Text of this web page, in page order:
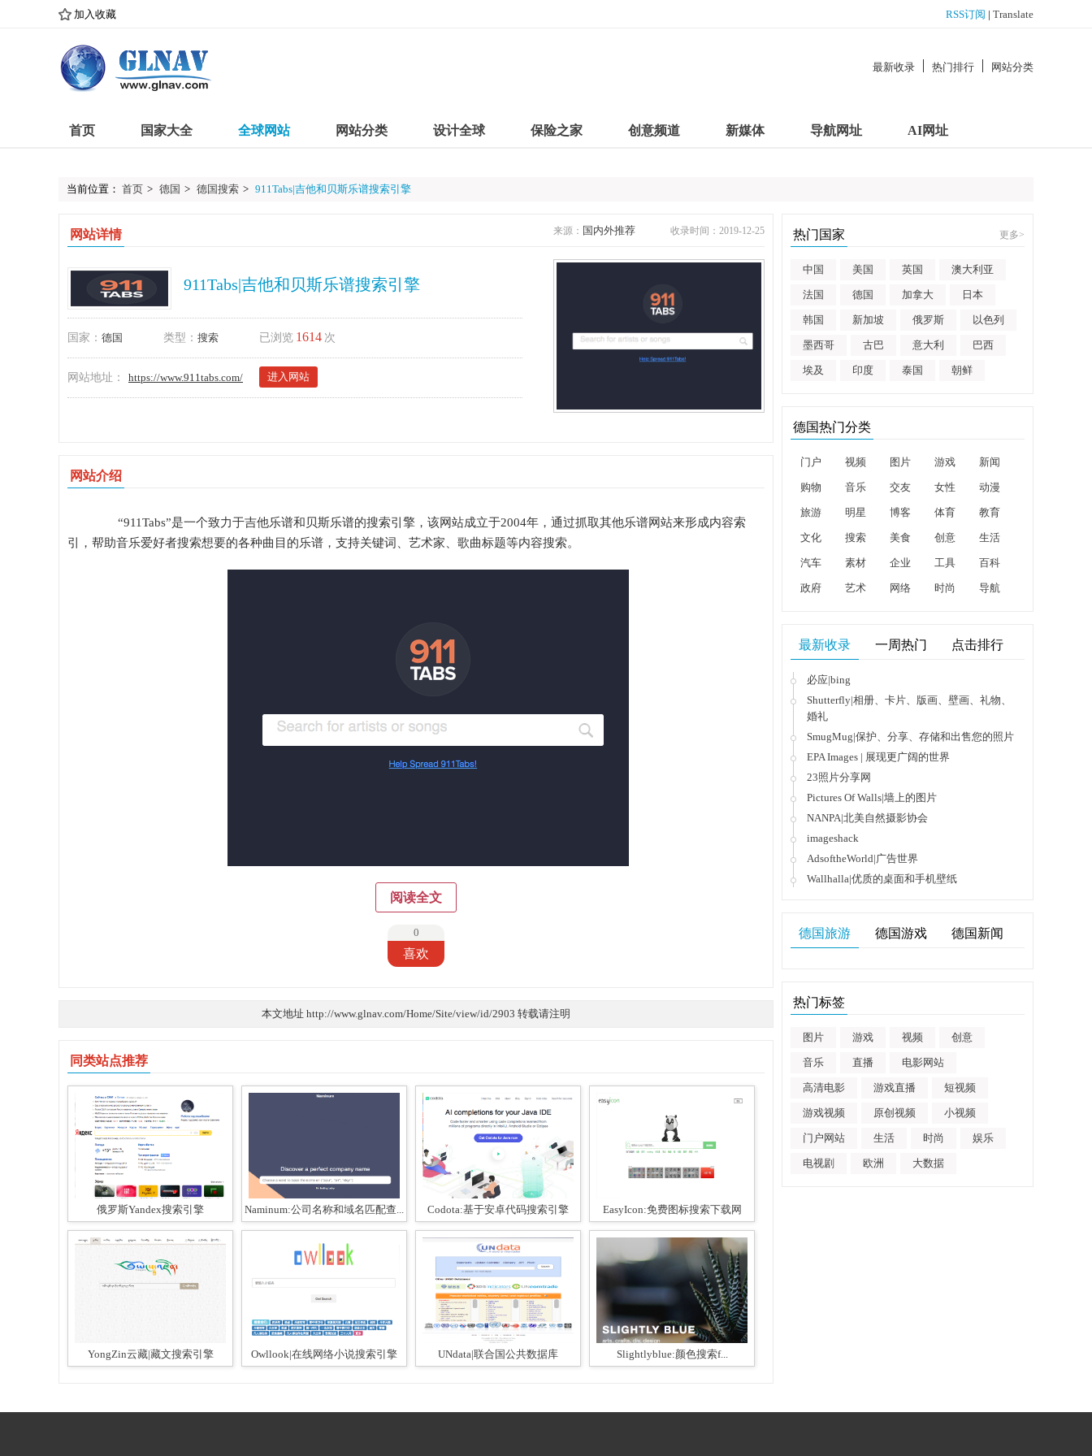
加入收藏 RSS订阅 | Translate
最新收录 热门排行 网站分类
首页 国家大全 全球网站 网站分类 设计全球 保险之家 创意频道 新媒体 导航网址 AI网址
当前位置： 首页 > 德国 > 德国搜索 > 911Tabs|吉他和贝斯乐谱搜索引擎
网站详情 来源： 国内外推荐 收录时间：2019-12-25
911Tabs|吉他和贝斯乐谱搜索引擎
国家： 德国 类型： 搜索 已浏览 1614 次
网站地址： https://www.911tabs.com/ 进入网站
网站介绍
“911Tabs”是一个致力于吉他乐谱和贝斯乐谱的搜索引擎，该网站成立于2004年，通过抓取其他乐谱网站来形成内容索
引，帮助音乐爱好者搜索想要的各种曲目的乐谱，支持关键词、艺术家、歌曲标题等内容搜索。
阅读全文
0
喜欢
本文地址 http://www.glnav.com/Home/Site/view/id/2903 转载请注明
同类站点推荐
俄罗斯Yandex搜索引擎 Naminum:公司名称和域名匹配查... Codota:基于安卓代码搜索引擎 EasyIcon:免费图标搜索下载网
YongZin云藏|藏文搜索引擎 Owllook|在线网络小说搜索引擎 UNdata|联合国公共数据库 Slightlyblue:颜色搜索f...
热门国家 更多>
中国 美国 英国 澳大利亚
法国 德国 加拿大 日本
韩国 新加坡 俄罗斯 以色列
墨西哥 古巴 意大利 巴西
埃及 印度 泰国 朝鲜
德国热门分类
门户 视频 图片 游戏 新闻
购物 音乐 交友 女性 动漫
旅游 明星 博客 体育 教育
文化 搜索 美食 创意 生活
汽车 素材 企业 工具 百科
政府 艺术 网络 时尚 导航
最新收录 一周热门 点击排行
必应|bing
Shutterfly|相册、卡片、版画、壁画、礼物、
婚礼
SmugMug|保护、分享、存储和出售您的照片
EPA Images | 展现更广阔的世界
23照片分享网
Pictures Of Walls|墙上的图片
NANPA|北美自然摄影协会
imageshack
AdsoftheWorld|广告世界
Wallhalla|优质的桌面和手机壁纸
德国旅游 德国游戏 德国新闻
热门标签
图片 游戏 视频 创意
音乐 直播 电影网站
高清电影 游戏直播 短视频
游戏视频 原创视频 小视频
门户网站 生活 时尚 娱乐
电视剧 欧洲 大数据